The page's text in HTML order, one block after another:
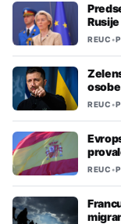
REUC•
REUC•
REUC•